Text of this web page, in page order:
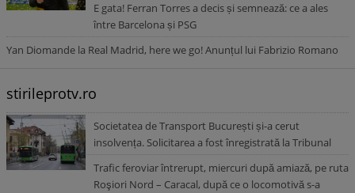
E gata! Ferran Torres a decis și semnează: ce a ales
între Barcelona și PSG
Yan Diomande la Real Madrid, here we go! Anunțul lui Fabrizio Romano
stirileprotv.ro
Societatea de Transport București și-a cerut
insolvența. Solicitarea a fost înregistrată la Tribunal
Trafic feroviar întrerupt, miercuri după amiază, pe ruta
Roşiori Nord – Caracal, după ce o locomotivă s-a